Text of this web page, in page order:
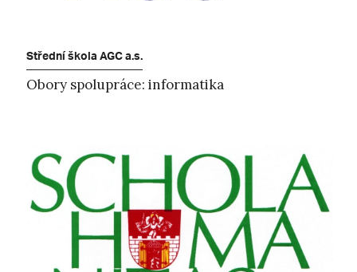
Střední škola AGC a.s.
Obory spolupráce: informatika